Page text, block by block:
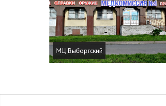
МЦ Выборгский